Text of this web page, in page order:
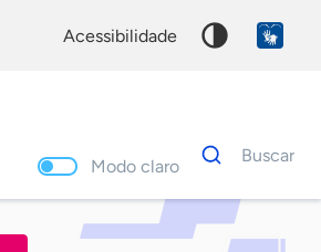
acessibilidade
Modo claro
Dados
para
Buscar
Palavra
chave